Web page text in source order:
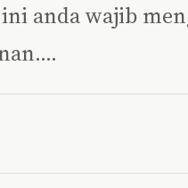
anda wajib